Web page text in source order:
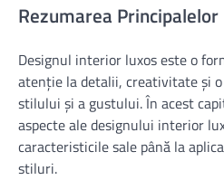
Rezumarea Principalelor
Designul interior luxos este o
atenție la detalii, creativitate și
stilului și a gustului. În acest
aspecte ale designului interior
caracteristicile sale până la
stiluri.